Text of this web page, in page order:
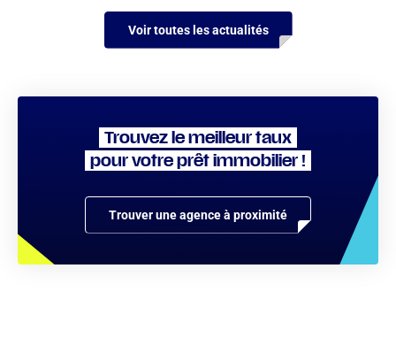
Voir toutes les actualités
Trouvez le meilleur taux
pour votre prêt immobilier !
Trouver une agence à proximité